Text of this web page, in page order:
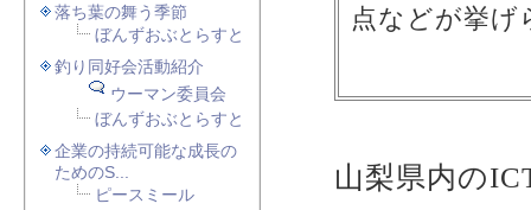
点などが挙げ
山梨県内の
落ち葉の舞う季節
ぼんずおぶとらすと
釣り同好会活動紹介
ウーマン委員会
ぼんずおぶとらすと
企業の持続可能な成長の
ためのS...
ピースミール